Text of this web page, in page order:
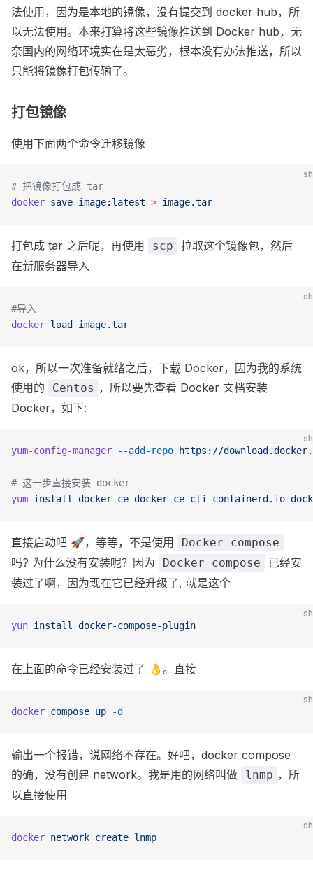
法使用，因为是本地的镜像，没有提交到 docker hub，所
以无法使用。本来打算将这些镜像推送到 Docker hub，无
奈国内的网络环境实在是太恶劣，根本没有办法推送，所以
只能将镜像打包传输了。
打包镜像
使用下面两个命令迁移镜像
sh
# 把镜像打包成 tar
docker save image:latest > image.tar
打包成 tar 之后呢，再使用 scp
拉取这个镜像包，然后
在新服务器导入
sh
#导入
docker load image.tar
ok，所以一次准备就绪之后，下载 Docker，因为我的系统
使用的
Centos ，所以要先查看 Docker 文档安装
Docker，如下:
sh
yum-config-manager --add-repo https://
# 这一步直接安装 docker
yum install docker-ce docker-ce-cli containerd.io
直接启动吧 🚀，等等，不是使用 Docker compose
吗? 为什么没有安装呢？因为 Docker compose
已经安
装过了啊，因为现在它已经升级了, 就是这个
sh
yun install docker-compose-plugin
在上面的命令已经安装过了 👌。直接
sh
docker compose up -d
输出一个报错，说网络不存在。好吧，docker compose
的确，没有创建 network。我是用的网络叫做
lnmp ，所
以直接使用
sh
docker network create lnmp